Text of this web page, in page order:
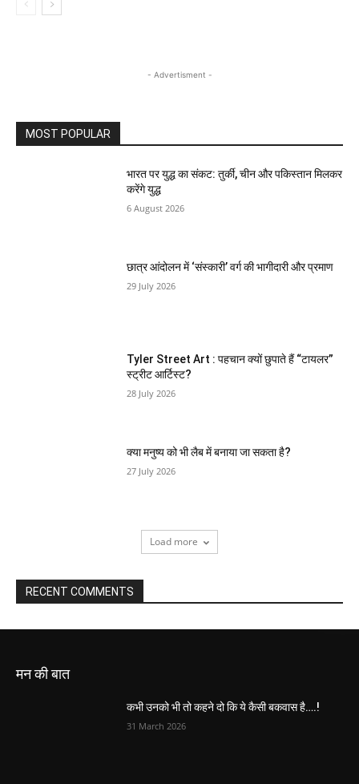
- Advertisment -
MOST POPULAR
भारत पर युद्ध का संकट: तुर्की, चीन और पकिस्तान मिलकर
करेंगे युद्ध
6 August 2026
छात्र आंदोलन में ‘संस्कारी’ वर्ग की भागीदारी और प्रमाण
29 July 2026
Tyler Street Art : पहचान क्यों छुपाते हैं “टायलर”
स्ट्रीट आर्टिस्ट?
28 July 2026
क्या मनुष्य को भी लैब में बनाया जा सकता है?
27 July 2026
Load more
RECENT COMMENTS
मन की बात
कभी उनको भी तो कहने दो कि ये कैसी बकवास है….!
31 March 2026